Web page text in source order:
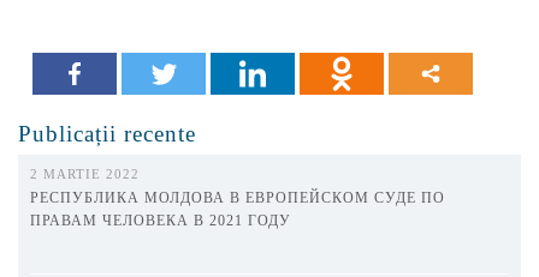
Publicații recente
2 MARTIE 2022
РЕСПУБЛИКА МОЛДОВА В ЕВРОПЕЙСКОМ СУДЕ ПО
ПРАВАМ ЧЕЛОВЕКА В 2021 ГОДУ